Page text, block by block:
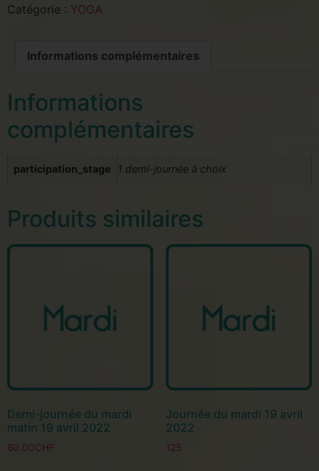
Catégorie : YOGA
Informations complémentaires
Informations
complémentaires
participation_stage 1 demi-journée à choix
Produits similaires
Demi-journée du mardi
matin 19 avril 2022
80.00CHF
Journée du mardi 19 avril
2022
125